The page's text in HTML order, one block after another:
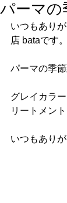
パーマの
いつもあり
店 bataです。
パーマの季
グレイカラ
リートメン
いつもあり